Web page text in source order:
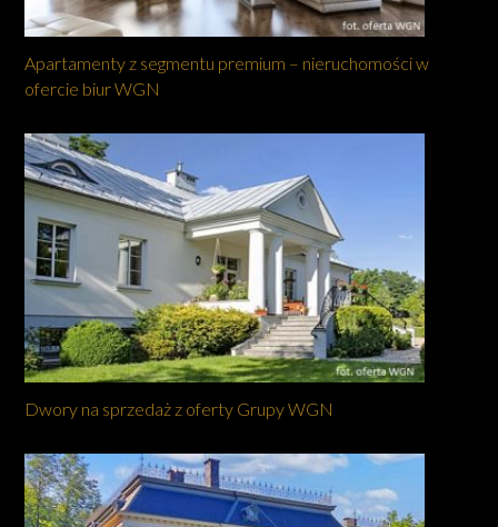
Apartamenty z segmentu premium – nieruchomości w
ofercie biur WGN
Dwory na sprzedaż z oferty Grupy WGN